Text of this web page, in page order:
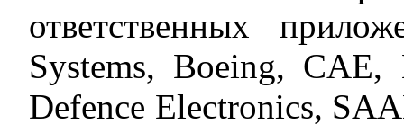
ответственных
Systems, Boeing,
Defence Electronics,